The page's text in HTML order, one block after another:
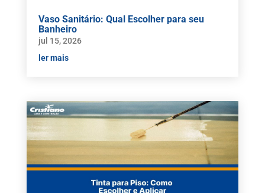
Vaso Sanitário: Qual Escolher para seu
Banheiro
jul 15, 2026
ler mais